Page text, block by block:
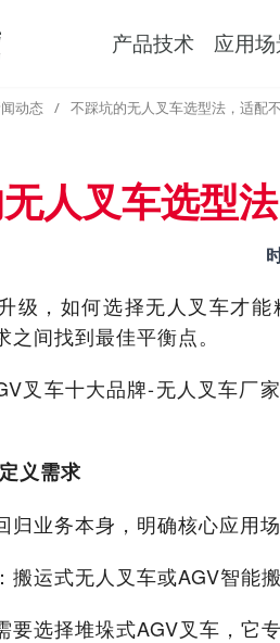
产品技术 应用
动态 / 不踩坑的无人叉车选型法，适配
人叉车选型
级，如何选择无人叉车才
间找到最佳平衡点。
叉车十大品牌-无人叉车厂
义需求
归业务本身，明确核心应用
搬运式无人叉车或AGV智能
要选择堆垛式AGV叉车，它